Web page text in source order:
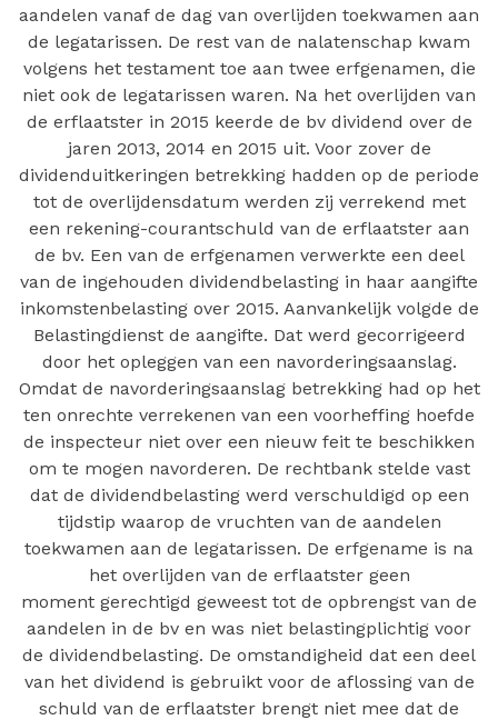
aandelen vanaf de dag van overlijden toekwamen aan
de legatarissen. De rest van de nalatenschap kwam
volgens het testament toe aan twee erfgenamen, die
niet ook de legatarissen waren. Na het overlijden van
de erflaatster in 2015 keerde de bv dividend over de
jaren 2013, 2014 en 2015 uit. Voor zover de
dividenduitkeringen betrekking hadden op de periode
tot de overlijdensdatum werden zij verrekend met
een rekening-courantschuld van de erflaatster aan
de bv. Een van de erfgenamen verwerkte een deel
van de ingehouden dividendbelasting in haar aangifte
inkomstenbelasting over 2015. Aanvankelijk volgde de
Belastingdienst de aangifte. Dat werd gecorrigeerd
door het opleggen van een navorderingsaanslag.
Omdat de navorderingsaanslag betrekking had op het
ten onrechte verrekenen van een voorheffing hoefde
de inspecteur niet over een nieuw feit te beschikken
om te mogen navorderen. De rechtbank stelde vast
dat de dividendbelasting werd verschuldigd op een
tijdstip waarop de vruchten van de aandelen
toekwamen aan de legatarissen. De erfgename is na
het overlijden van de erflaatster geen
moment gerechtigd geweest tot de opbrengst van de
aandelen in de bv en was niet belastingplichtig voor
de dividendbelasting. De omstandigheid dat een deel
van het dividend is gebruikt voor de aflossing van de
schuld van de erflaatster brengt niet mee dat de